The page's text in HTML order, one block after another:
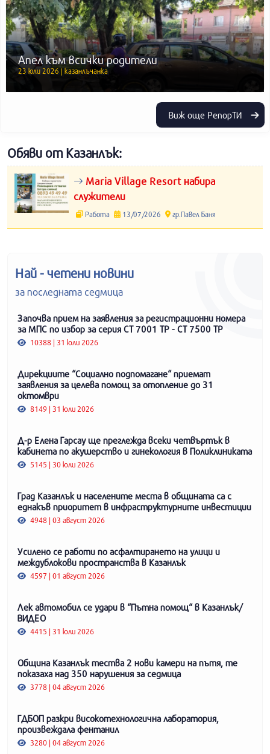
Апел към всички родители
23 юли 2026 | казанлъчанка
Виж още РепорТИ
Обяви от Казанлък:
Maria Village Resort набира
служители
Работа 13/07/2026 гр.Павел Баня
Най - четени новини
за последната седмица
Започва прием на заявления за регистрационни номера
за МПС по избор за серия СТ 7001 ТР - СТ 7500 ТР
10388 | 31 юли 2026
Дирекциите “Социално подпомагане“ приемат
заявления за целева помощ за отопление до 31
октомври
8149 | 31 юли 2026
Д-р Елена Гарсау ще преглежда всеки четвъртък в
кабинета по акушерство и гинекология в Поликлиниката
5145 | 30 юли 2026
Град Казанлък и населените места в общината са с
еднакъв приоритет в инфраструктурните инвестиции
4948 | 03 август 2026
Усилено се работи по асфалтирането на улици и
междублокови пространства в Казанлък
4597 | 01 август 2026
Лек автомобил се удари в “Пътна помощ“ в Казанлък/
ВИДЕО
4415 | 31 юли 2026
Община Казанлък тества 2 нови камери на пътя, те
показаха над 350 нарушения за седмица
3778 | 04 август 2026
ГДБОП разкри високотехнологична лаборатория,
произвеждала фентанил
3280 | 04 август 2026